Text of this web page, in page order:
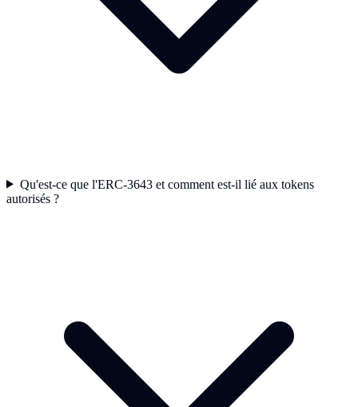
Qu'est-ce que l'ERC-3643 et comment est-il lié aux tokens
autorisés ?